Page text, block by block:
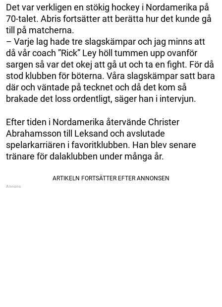
Det var verkligen en stökig hockey i Nordamerika på
70-talet. Abris fortsätter att berätta hur det kunde gå
till på matcherna.
– Varje lag hade tre slagskämpar och jag minns att
då vår coach ”Rick” Ley höll tummen upp ovanför
sargen så var det okej att gå ut och ta en fight. För då
stod klubben för böterna. Våra slagskämpar satt bara
där och väntade på tecknet och då det kom så
brakade det loss ordentligt, säger han i intervjun.
Efter tiden i Nordamerika återvände Christer
Abrahamsson till Leksand och avslutade
spelarkarriären i favoritklubben. Han blev senare
tränare för dalaklubben under många år.